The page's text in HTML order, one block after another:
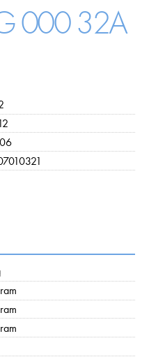
000 32A